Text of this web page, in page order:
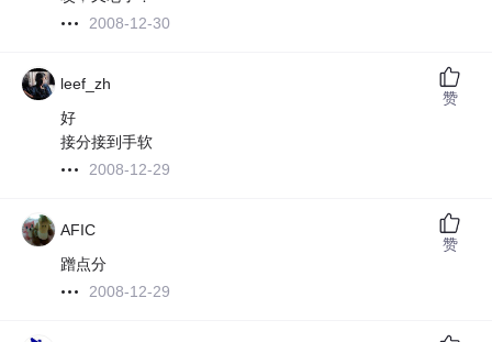
2008-12-30
leef_zh
好
接分接到手软
2008-12-29
赞
AFIC
蹭点分
2008-12-29
赞